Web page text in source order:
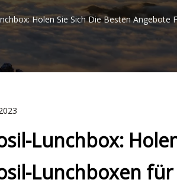
Holen Sie Sich Die Besten
Lunchbox:
Lunchboxen